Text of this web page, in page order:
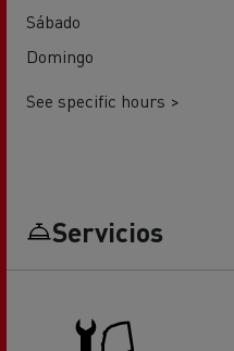
Sábado
Domingo
See specific hours >
Servicios